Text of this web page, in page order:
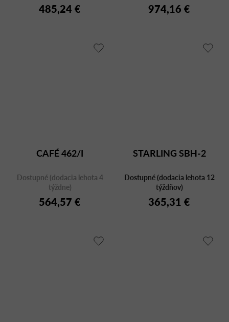
485,24 € 974,16 €
CAFÉ 462/I
Dostupné (dodacia lehota 4
týždne)
564,57 €
STARLING SBH-2
Dostupné (dodacia lehota 12
týždňov)
365,31 €